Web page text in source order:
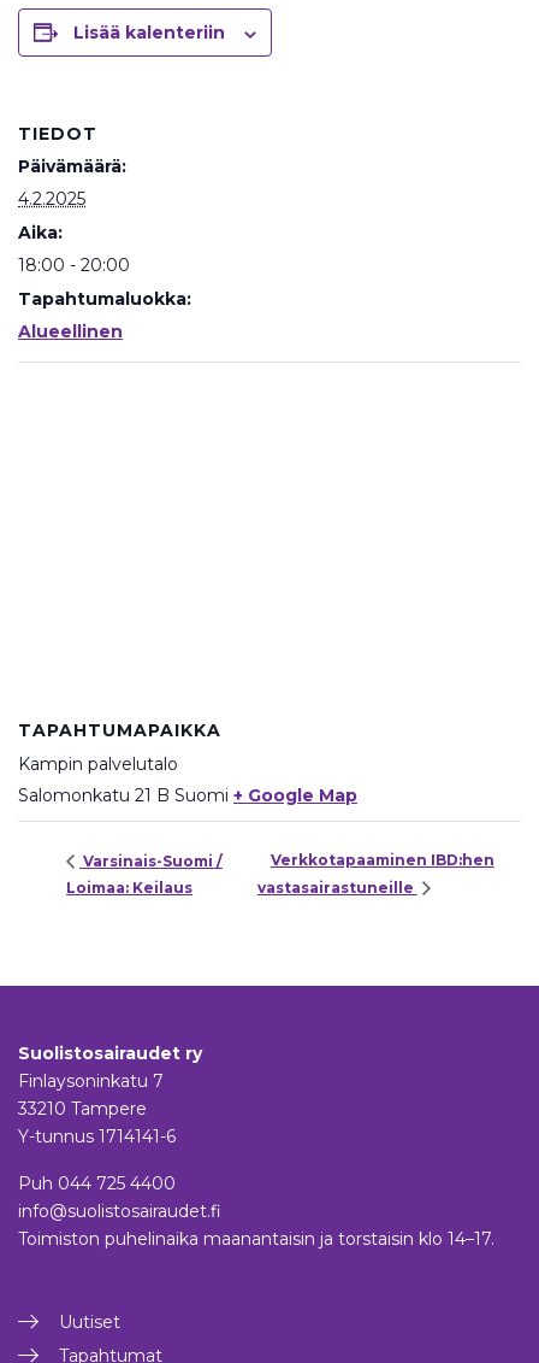
Lisää kalenteriin
TIEDOT
Päivämäärä:
4.2.2025
Aika:
18:00 - 20:00
Tapahtumaluokka:
Alueellinen
TAPAHTUMAPAIKKA
Kampin palvelutalo
Salomonkatu 21 B Suomi + Google Map
Varsinais-Suomi /
Loimaa: Keilaus
Verkkotapaaminen IBD:hen
vastasairastuneille
Suolistosairaudet ry
Finlaysoninkatu 7
33210 Tampere
Y-tunnus 1714141-6
Puh 044 725 4400
info@suolistosairaudet.fi
Toimiston puhelinaika maanantaisin ja torstaisin klo 14–17.
Uutiset
Tapahtumat